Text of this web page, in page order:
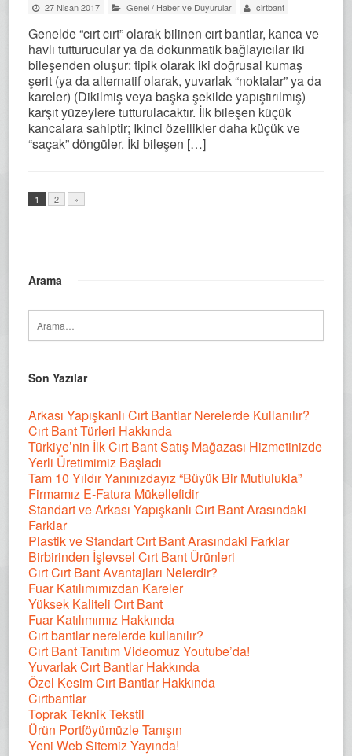
27 Nisan 2017 Genel/ Haber ve Duyurular cirtbant
Genelde “cırt cırt” olarak bilinen cırt bantlar, kanca ve
havlı tutturucular ya da dokunmatik bağlayıcılar iki
bileşenden oluşur: tipik olarak iki doğrusal kumaş
şerit (ya da alternatif olarak, yuvarlak “noktalar” ya da
kareler) (Dikilmiş veya başka şekilde yapıştırılmış)
karşıt yüzeylere tutturulacaktır. İlk bileşen küçük
kancalara sahiptir; Ikinci özellikler daha küçük ve
“saçak” döngüler. İki bileşen […]
1 2 »
Arama
Son Yazılar
Arkası Yapışkanlı Cırt Bantlar Nerelerde Kullanılır?
Cırt Bant Türleri Hakkında
Türkiye’nin İlk Cırt Bant Satış Mağazası Hizmetinizde
Yerli Üretimimiz Başladı
Tam 10 Yıldır Yanınızdayız “Büyük Bir Mutlulukla”
Firmamız E-Fatura Mükellefidir
Standart ve Arkası Yapışkanlı Cırt Bant Arasındaki
Farklar
Plastik ve Standart Cırt Bant Arasındaki Farklar
Birbirinden İşlevsel Cırt Bant Ürünleri
Cırt Cırt Bant Avantajları Nelerdir?
Fuar Katılımımızdan Kareler
Yüksek Kaliteli Cırt Bant
Fuar Katılımımız Hakkında
Cırt bantlar nerelerde kullanılır?
Cırt Bant Tanıtım Videomuz Youtube’da!
Yuvarlak Cırt Bantlar Hakkında
Özel Kesim Cırt Bantlar Hakkında
Cırtbantlar
Toprak Teknik Tekstil
Ürün Portföyümüzle Tanışın
Yeni Web Sitemiz Yayında!